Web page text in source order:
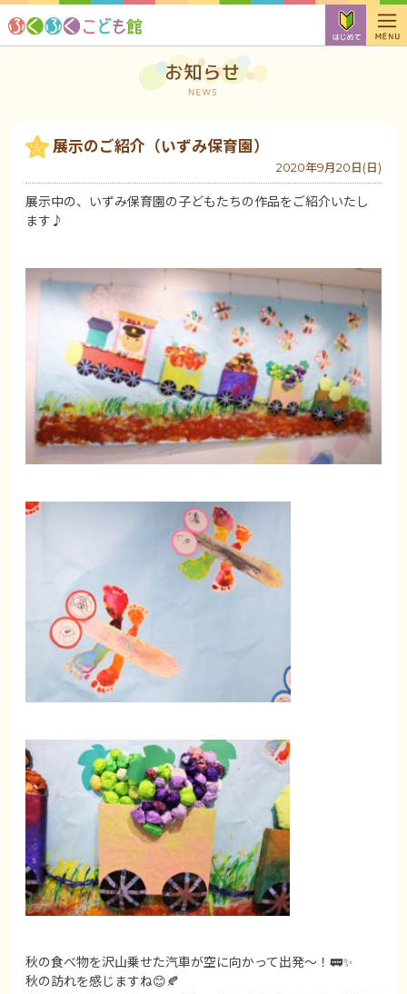
展示のご紹介（いずみ保育園）
2020年9月20日(日)
展示中の、いずみ保育園の子どもたちの作品をご紹介いたし
ます♪
秋の食べ物を沢山乗せた汽車が空に向かって出発～！🚃✨
秋の訪れを感じますね😊🍂